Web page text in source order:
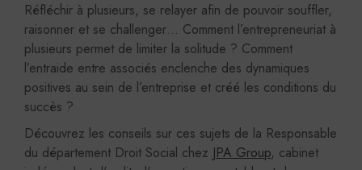
Réfléchir à plusieurs, se relayer afin de pouvoir souffler,
raisonner et se challenger… Comment l’entrepreneuriat à
plusieurs permet de limiter la solitude ? Comment
l’entraide entre associés enclenche des dynamiques
positives au sein de l’entreprise et créé les conditions du
succès ?
Découvrez les conseils sur ces sujets de la Responsable
du département Droit Social chez JPA Group, cabinet